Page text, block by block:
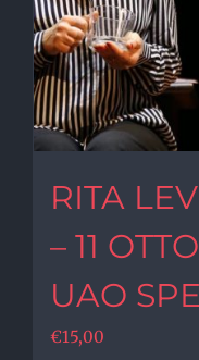
RITA
– 11
UAO
€15,00